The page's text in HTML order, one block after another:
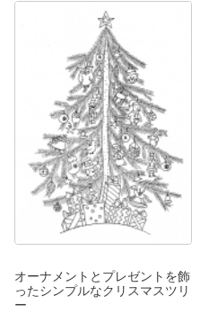
オーナメントとプレゼントを飾
ったシンプルなクリスマスツリ
ー